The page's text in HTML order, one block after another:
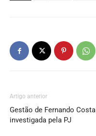
Artigo anterior
Gestão de Fernando Costa
investigada pela PJ